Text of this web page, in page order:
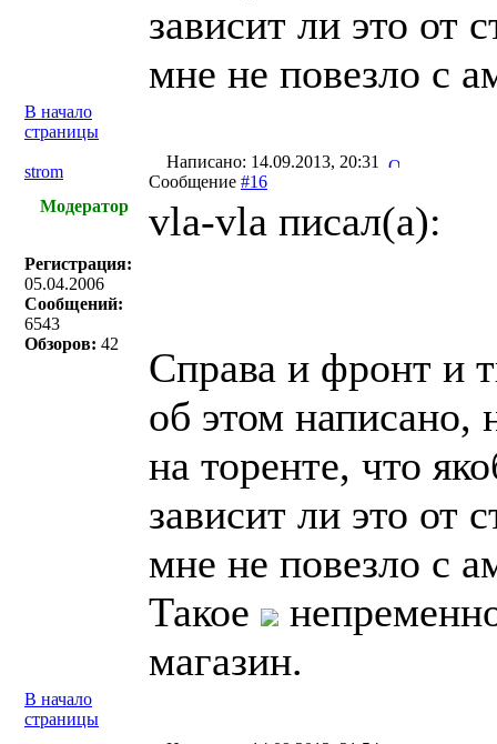
зависит ли это от
мне не повезло c
В начало
страницы
strom
Написано: 14.09.2013, 20:31
Сообщение #16
Модератор
Регистрация:
05.04.2006
Сообщений:
6543
Обзоров: 42
vla-vla писал(a):
Справа и фронт и
об этом написано,
на торенте, что
зависит ли это от
мне не повезло c
Такое
магазин.
В начало
страницы